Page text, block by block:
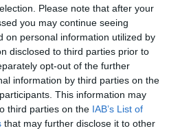
Please note that after your
you may continue seeing
on personal information utilized by
disclosed to third parties prior to
opt-out of the further
information by third parties on the
This information may
third parties on the IAB’s List of
that may further disclose it to other